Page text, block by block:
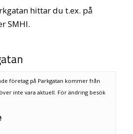
hittar du t.ex. på
SMHI.
företag på Parkgatan kommer från
inte vara aktuell. För ändring besök